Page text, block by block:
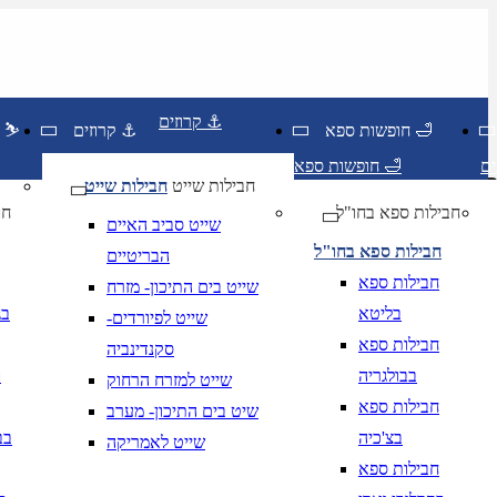
חופשות סקי ⛷️
קרוזים ⚓ קרוזים ⚓
חבילות שייט חבילות שייט
שייט סביב האיים
הבריטיים
שייט בים התיכון- מזרח
שייט לפיורדים-
סקנדינביה
שייט למזרח הרחוק
שיט בים התיכון- מערב
שייט לאמריקה
חופשות ספא 🛁
חופשות ספא 🛁
חבילות ספא בחו"ל
חבילות ספא בחו"ל
חבילות ספא
בליטא
חבילות ספא
בבולגריה
חבילות ספא
בצ'כיה
חבילות ספא
יום בשתי ספרות קו נטוי חודש בשתי ספרות קו נטוי שנה בשתי ספרות
יום בשתי ספרות קו נטוי חודש בשתי ספרות קו נטוי שנה בשתי ספרות